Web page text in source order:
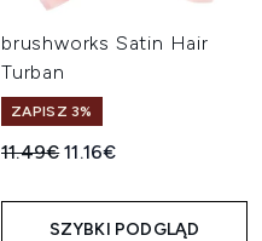
brushworks Satin Hair
Turban
ZAPISZ 3%
Sugerowana cena
11.49€Aktualna cena:
11.16€
SZYBKI PODGLĄD